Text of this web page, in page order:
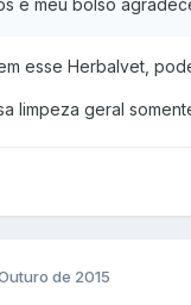
esse Herbalvet,
limpeza geral
de 2015